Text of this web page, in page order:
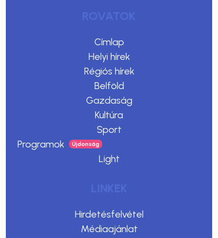
ROVATOK
Címlap
Helyi hírek
Régiós hírek
Belföld
Gazdaság
Kultúra
Sport
Programok
Light
LINKEK
Hirdetésfelvétel
Médiaajánlat